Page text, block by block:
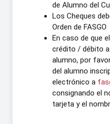
de Alumno del
Los Cheques
Orden de FASGO
En caso de que
crédito / débito
alumno, por
del alumno
electrónico a
consignando el
tarjeta y el